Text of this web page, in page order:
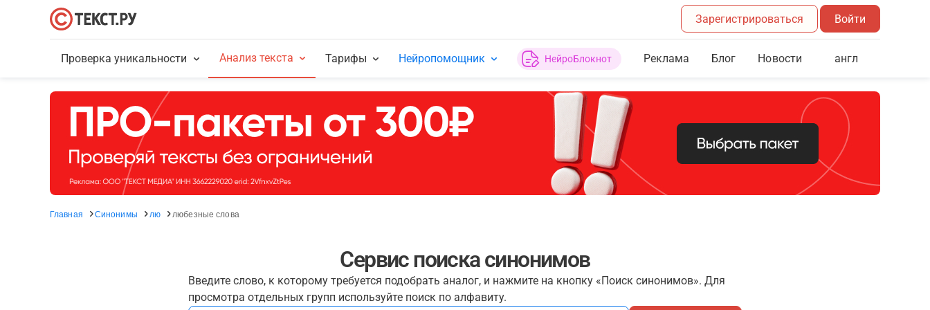
Зарегистрироваться Войти
Проверка уникальности Анализ текста Тарифы Нейропомощник НейроБлокнот Реклама Блог Новости англ
Главная Синонимы лю любезные слова
Сервис поиска синонимов
Введите слово, к которому требуется подобрать аналог, и нажмите на кнопку «Поиск синонимов». Для
просмотра отдельных групп используйте поиск по алфавиту.